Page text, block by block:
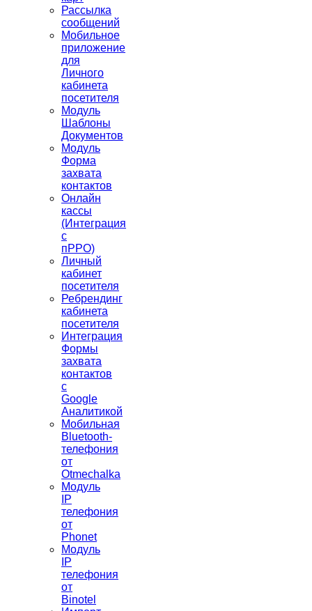
Рассылка
сообщений
Мобильное
приложение
для
Личного
кабинета
посетителя
Модуль
Шаблоны
Документов
Модуль
Форма
захвата
контактов
Онлайн
кассы
(Интеграция
с
пРРО)
Личный
кабинет
посетителя
Ребрендинг
кабинета
посетителя
Интеграция
Формы
захвата
контактов
с
Google
Аналитикой
Мобильная
Bluetooth-
телефония
от
Otmechalka
Модуль
IP
телефония
от
Phonet
Модуль
IP
телефония
от
Binotel